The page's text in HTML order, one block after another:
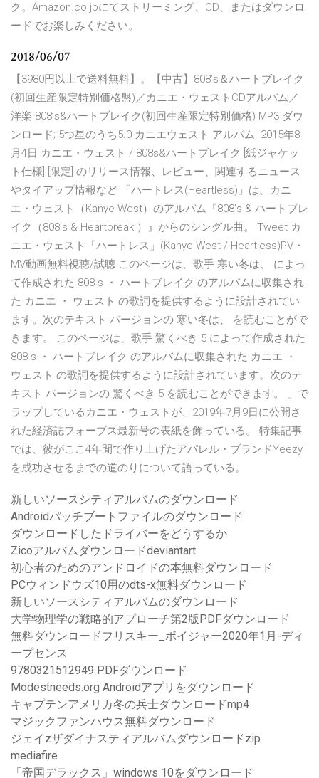
ク。Amazon.co.jpにてストリーミング、CD、またはダウンロ
ードでお楽しみください。
2018/06/07
【3980円以上で送料無料】。【中古】808’s＆ハートブレイク
(初回生産限定特別価格盤)／カニエ・ウェストCDアルバム／
洋楽 808’s&ハートブレイク(初回生産限定特別価格) MP3 ダウ
ンロード; 5つ星のうち5.0 カニエウェスト アルバム. 2015年8
月4日 カニエ・ウェスト / 808s&ハートブレイク [紙ジャケッ
ト仕様] [限定] のリリース情報、レビュー、関連するニュース
やタイアップ情報など 「ハートレス(Heartless)」は、カニ
エ・ウェスト（Kanye West）のアルバム『808's & ハートブレ
イク（808's & Heartbreak ）』からのシングル曲。 Tweet カ
ニエ・ウェスト「ハートレス」(Kanye West / Heartless)PV・
MV動画無料視聴/試聴 このページは、歌手 寒い冬は、 によっ
て作成された 808 s ・ ハートブレイク のアルバムに収集され
た カニエ ・ ウェスト の歌詞を提供するように設計されてい
ます。次のテキスト バージョンの 寒い冬は、 を読むことがで
きます。 このページは、歌手 驚くべき 5 によって作成された
808 s ・ ハートブレイク のアルバムに収集された カニエ ・
ウェスト の歌詞を提供するように設計されています。次のテ
キスト バージョンの 驚くべき 5 を読むことができます。 」で
ラップしているカニエ・ウェストが、2019年7月9日に公開さ
れた経済誌フォーブス最新号の表紙を飾っている。 特集記事
では、彼がここ4年間で作り上げたアパレル・ブランドYeezy
を成功させるまでの道のりについて語っている。
新しいソースシティアルバムのダウンロード
Androidパッチブートファイルのダウンロード
ダウンロードしたドライバーをどうするか
Zicoアルバムダウンロードdeviantart
初心者のためのアンドロイドの本無料ダウンロード
PCウィンドウズ10用のdts-x無料ダウンロード
新しいソースシティアルバムのダウンロード
大学物理学の戦略的アプローチ第2版PDFダウンロード
無料ダウンロードフリスキー_ボイジャー2020年1月-ディ
ープセンス
9780321512949 PDFダウンロード
Modestneeds.org Androidアプリをダウンロード
キャプテンアメリカ冬の兵士ダウンロードmp4
マジックファンハウス無料ダウンロード
ジェイzザダイナスティアルバムダウンロードzip
mediafire
「帝国デラックス」windows 10をダウンロード